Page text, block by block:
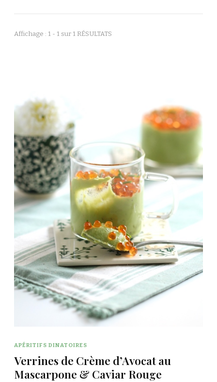
Affichage : 1 - 1 sur 1 RÉSULTATS
APÉRITIFS DINATOIRES
Verrines de Crème d’Avocat au
Mascarpone & Caviar Rouge